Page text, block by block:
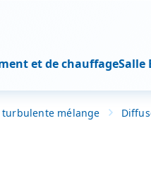
et de chauffageSalle
mélange